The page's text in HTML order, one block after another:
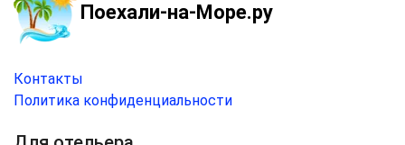
Поехали-на-Море.ру
Контакты
Политика конфиденциальности